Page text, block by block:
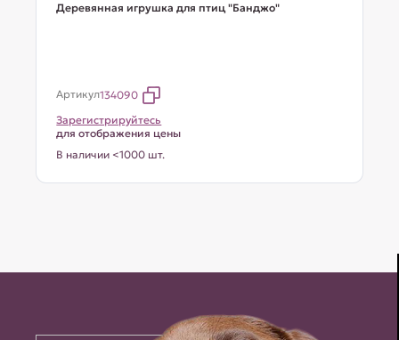
Деревянная игрушка для птиц "Банджо"
Артикул134090
Зарегистрируйтесь
для отображения цены
В наличии <1000 шт.